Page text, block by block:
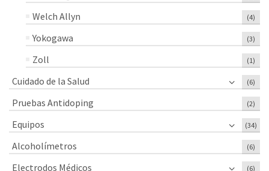
Welch Allyn (4)
Yokogawa (3)
Zoll (1)
Cuidado de la Salud (6)
Pruebas Antidoping (2)
Equipos (34)
Alcoholímetros (6)
Electrodos Médicos (6)